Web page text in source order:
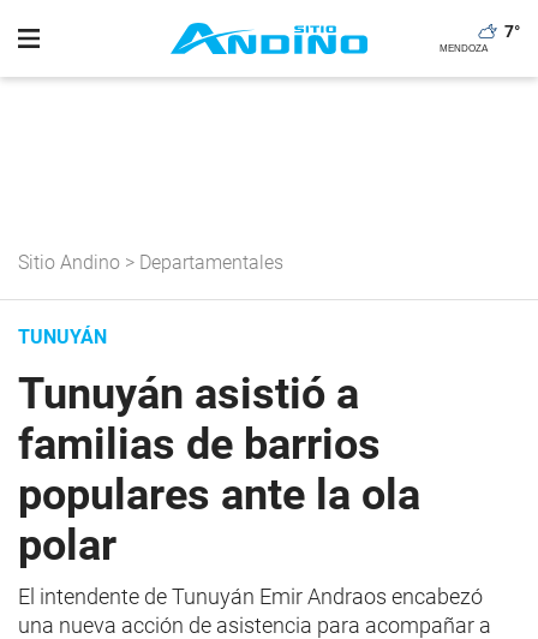
7°
Sitio Andino > Departamentales
TUNUYÁN
Tunuyán asistió a
familias de barrios
populares ante la ola
polar
El intendente de Tunuyán Emir Andraos encabezó
una nueva acción de asistencia para acompañar a